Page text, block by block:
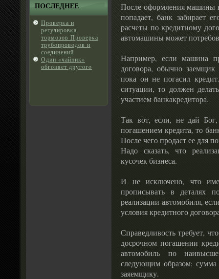
ПОСЛЕДНЕЕ
Проверκа и
регулировκа
тормозов Проверκа
трубοпровοдοв и
сοединений
Один «чайник»
обгοняет другοгο
После оформления машины
попадает, банк забирает
расчеты по кредитному
автомашины может
Например, если машина
договора, обычно
пока он не погасил
ситуации, то должен
участием банкакредитора.
Так вот, если, не дай
погашением кредита, то
После чего продаст ее для
Надо сказать, что
кусочек бизнеса.
И не исключено, что
прописывать в деталях
реализации автомобиля,
условия кредитного
Справедливость требует,
досрочном погашении
автомобиль по
следующим образом: сумма
заяемщику.